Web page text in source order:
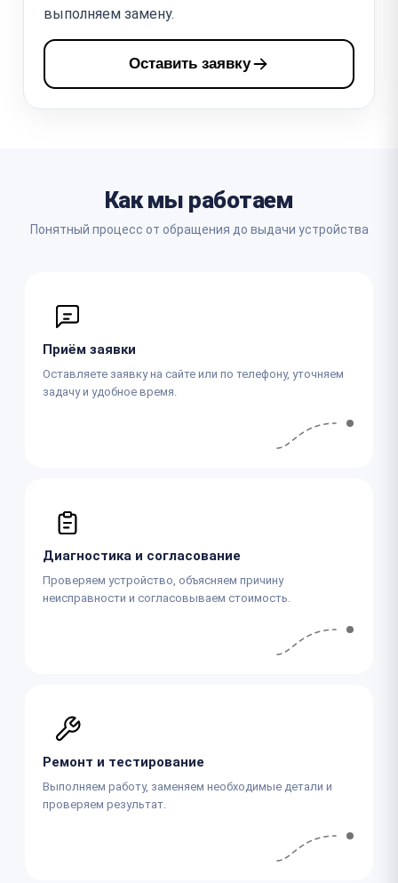
выполняем замену.
Оставить заявку
Как мы работаем
Понятный процесс от обращения до выдачи устройства
Приём заявки
Оставляете заявку на сайте или по телефону, уточняем
задачу и удобное время.
Диагностика и согласование
Проверяем устройство, объясняем причину
неисправности и согласовываем стоимость.
Ремонт и тестирование
Выполняем работу, заменяем необходимые детали и
проверяем результат.